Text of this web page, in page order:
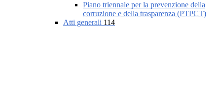
Piano triennale per la prevenzione della
corruzione e della trasparenza (PTPCT)
Atti generali 114